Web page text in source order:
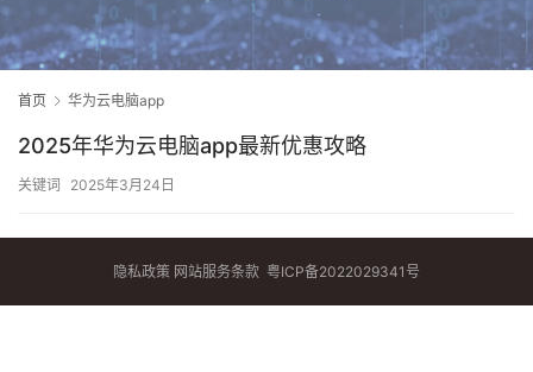
首页 华为云电脑app
2025年华为云电脑app最新优惠攻略
关键词 2025年3月24日
隐私政策 网站服务条款 粤ICP备2022029341号